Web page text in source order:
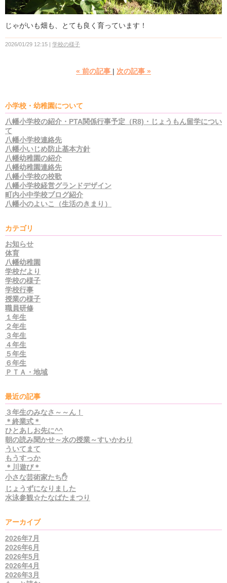
じゃがいも畑も、とても良く育っています！
2026/01/29 12:15 学校の様子
« 前の記事 次の記事 »
小学校・幼稚園について
八幡小学校の紹介・PTA関係行事予定（R8)・じょうもん留学につい
て
八幡小学校連絡先
八幡小いじめ防止基本方針
八幡幼稚園の紹介
八幡幼稚園連絡先
八幡小学校の校歌
八幡小学校経営グランドデザイン
町内小中学校ブログ紹介
八幡小のよいこ（生活のきまり）
カテゴリ
お知らせ
体育
八幡幼稚園
学校だより
学校の様子
学校行事
授業の様子
職員研修
１年生
２年生
３年生
４年生
５年生
６年生
ＰＴＡ・地域
最近の記事
３年生のみなさ～～ん！
＊終業式＊
ひとあしお先に^^
朝の読み聞かせ～水の授業～すいかわり
ういてまて
もうすっか
＊川遊び＊
小さな芸術家たち✋
じょうずになりました
水泳参観☆たなばたまつり
アーカイブ
2026年7月
2026年6月
2026年5月
2026年4月
2026年3月